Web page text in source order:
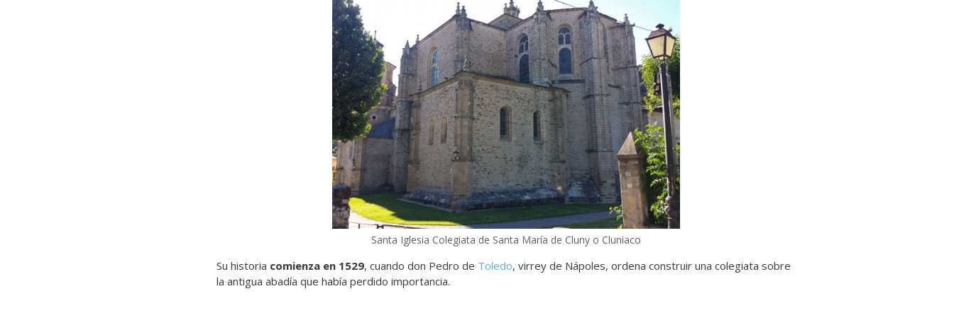
Santa Iglesia Colegiata de Santa María de Cluny o Cluniaco
Su historia comienza en 1529, cuando don Pedro de Toledo, virrey de Nápoles, ordena construir una colegiata sobre
la antigua abadía que había perdido importancia.